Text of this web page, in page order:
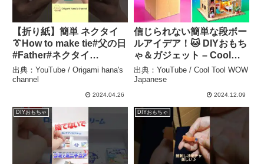
【折り紙】簡単 ネクタイ
👔How to make tie#父の日
#Father#ネクタイ
#tie#mengikat#領帶#넥타
이#折り方#おりがみ
#origami#摺紙#종이접기
hana’s channel
出典：YouTube / Origami hana's
channel
2024.04.26
信じられない簡単な段ボー
ルアイデア！🐱 DIYおもち
ゃ＆ガジェット – Cool
Tool WOW Japanese
出典：YouTube / Cool Tool WOW
Japanese
2024.12.09
DIYおもちゃ DIYおもちゃ